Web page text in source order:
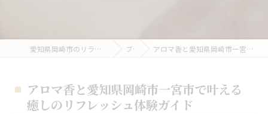
愛知県岡崎市のリラクゼーションならMUCHA SUERTE ブログ アロマ香と愛知県岡崎市一宮市で叶える癒しのリフレッシュ体験ガイド
アロマ香と愛知県岡崎市一宮市で叶える
癒しのリフレッシュ体験ガイド